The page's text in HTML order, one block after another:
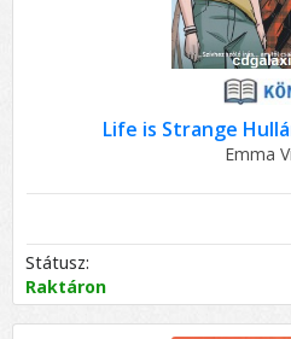
Life is Strange
Emma
Státusz:
Raktáron